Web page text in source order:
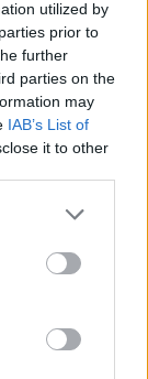
utilized by
prior to
further
parties on the
may
IAB’s List of
it to other
σε
media